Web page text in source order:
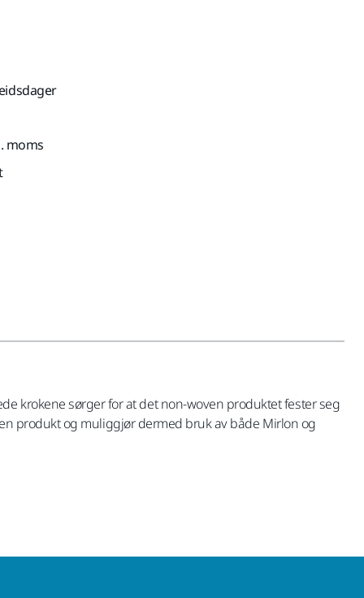
moms
krokene sørger for at det non-woven produktet fester seg
produkt og muliggjør dermed bruk av både Mirlon og